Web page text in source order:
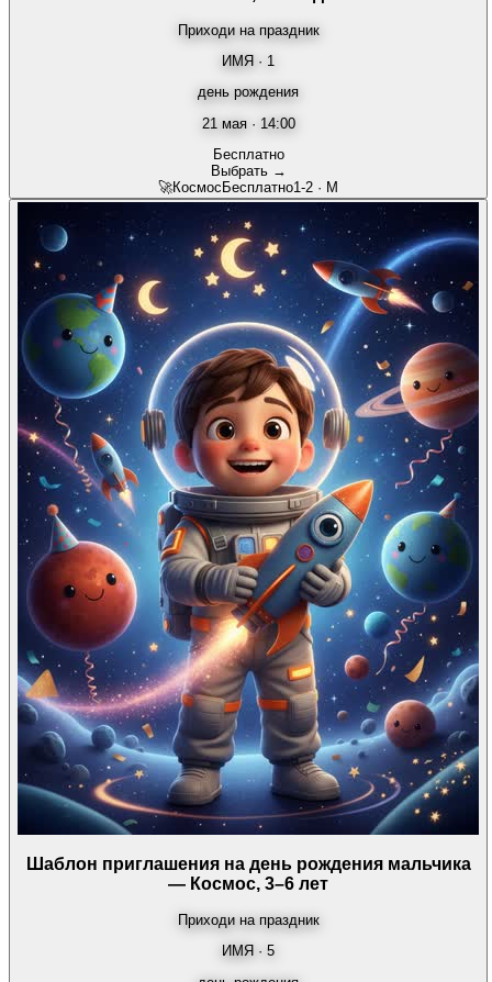
Приходи на праздник
ИМЯ · 1
день рождения
21 мая · 14:00
Бесплатно
Выбрать →
🚀Космос Бесплатно1-2 · М
Шаблон приглашения на день рождения мальчика
— Космос, 3–6 лет
Приходи на праздник
ИМЯ · 5